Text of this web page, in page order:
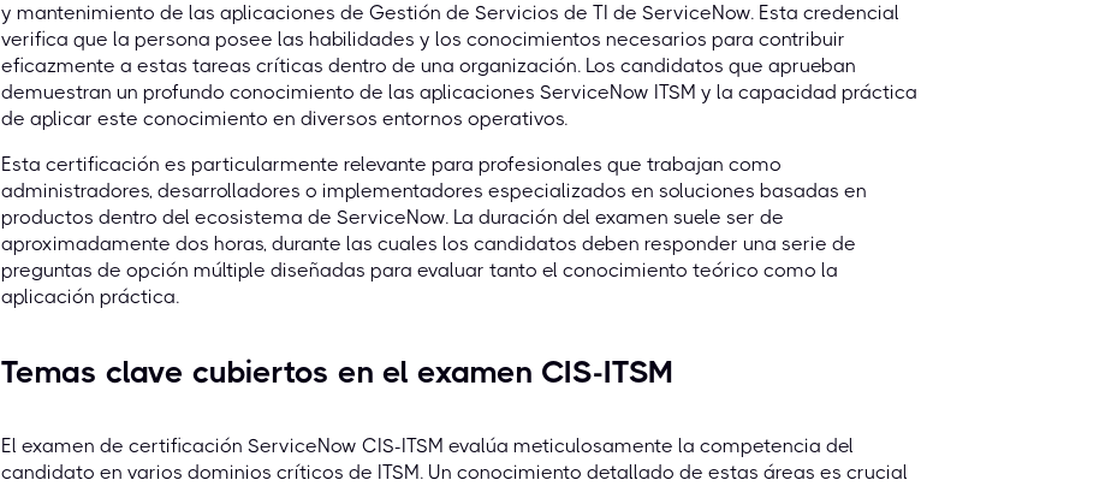
y mantenimiento de las aplicaciones de Gestión de Servicios de TI de ServiceNow. Esta credencial
verifica que la persona posee las habilidades y los conocimientos necesarios para contribuir
eficazmente a estas tareas críticas dentro de una organización. Los candidatos que aprueban
demuestran un profundo conocimiento de las aplicaciones ServiceNow ITSM y la capacidad práctica
de aplicar este conocimiento en diversos entornos operativos.
Esta certificación es particularmente relevante para profesionales que trabajan como
administradores, desarrolladores o implementadores especializados en soluciones basadas en
productos dentro del ecosistema de ServiceNow. La duración del examen suele ser de
aproximadamente dos horas, durante las cuales los candidatos deben responder una serie de
preguntas de opción múltiple diseñadas para evaluar tanto el conocimiento teórico como la
aplicación práctica.
Temas clave cubiertos en el examen CIS-ITSM
El examen de certificación ServiceNow CIS-ITSM evalúa meticulosamente la competencia del
candidato en varios dominios críticos de ITSM. Un conocimiento detallado de estas áreas es crucial